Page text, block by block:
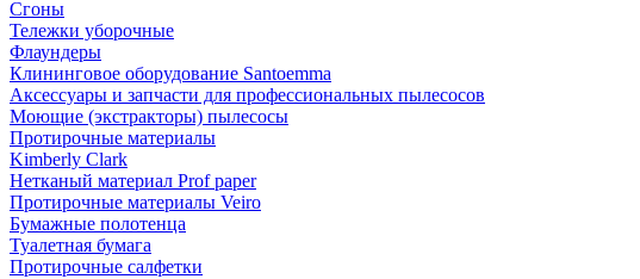
Сгоны
Тележки уборочные
Флаундеры
Клининговое оборудование Santoemma
Аксессуары и запчасти для профессиональных пылесосов
Моющие (экстракторы) пылесосы
Протирочные материалы
Kimberly Clark
Нетканый материал Prof paper
Протирочные материалы Veiro
Бумажные полотенца
Туалетная бумага
Протирочные салфетки